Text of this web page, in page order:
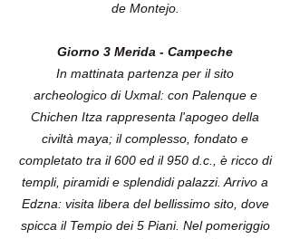
de Montejo.
Giorno 3 Merida - Campeche
In mattinata partenza per il sito
archeologico di Uxmal: con Palenque e
Chichen Itza rappresenta l'apogeo della
civiltà maya; il complesso, fondato e
completato tra il 600 ed il 950 d.c., è ricco di
templi, piramidi e splendidi palazzi. Arrivo a
Edzna: visita libera del bellissimo sito, dove
spicca il Tempio dei 5 Piani. Nel pomeriggio